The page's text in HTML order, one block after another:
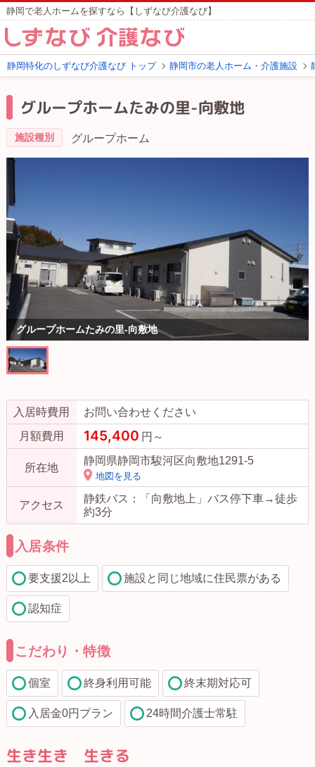
静岡で老人ホームを探すなら【しずなび介護なび】
静岡特化のしずなび介護なび トップ 静岡市の老人ホーム・介護施設
グループホームたみの里-向敷地
施設種別 グループホーム
グループホームたみの里-向敷地
入居時費用
お問い合わせください
月額費用
145,400 円～
所在地
静岡県静岡市駿河区向敷地1291-5
地図を見る
アクセス
静鉄バス：「向敷地上」バス停下車→徒歩
約3分
入居条件
要支援2以上 施設と同じ地域に住民票がある
認知症
こだわり・特徴
個室 終身利用可能 終末期対応可
入居金0円プラン 24時間介護士常駐
生き生き 生きる